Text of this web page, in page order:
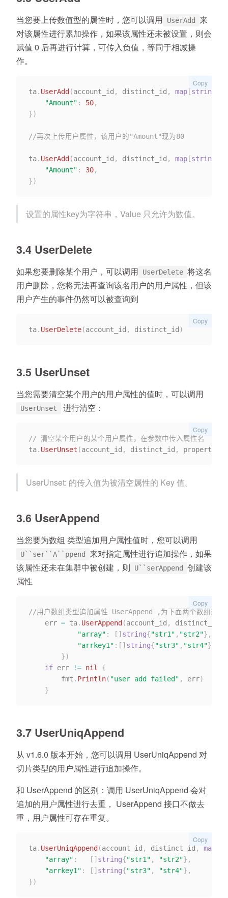
当您要上传数值型的属性时，您可以调用 UserAdd
来
对该属性进行累加操作，如果该属性还未被设置，则会
赋值 0 后再进行计算，可传入负值，等同于相减操
作。
ta. UserAdd (account_id , distinct_id , map[string
"Amount" : 50,
})
//再次上传用户属性，该用户的"Amount"现为80
ta. UserAdd (account_id , distinct_id , map [string
"Amount" : 30,
})
Copy
设置的属性key为字符串，Value 只允许为数值。
3.4 UserDelete
如果您要删除某个用户，可以调用 UserDelete 将这名
用户删除，您将无法再查询该名用户的用户属性，但该
用户产生的事件仍然可以被查询到
ta. UserDelete(account_id , distinct_id )
Copy
3.5 UserUnset
当您需要清空某个用户的用户属性的值时，可以调用
UserUnset 进行清空：
// 清空某个用户的某个用户属性，在参数中传入属性名
ta. UserUnset (account_id , distinct_id ,
Copy
UserUnset: 的传入值为被清空属性的 Key 值。
3.6 UserAppend
当您要为数组 类型追加用户属性值时，您可以调用
U``ser``A``ppend
来对指定属性进行追加操作，如果
该属性还未在集群中被创建，则
U``serAppend
创建该
属性
//用户数组类型追加属性 UserAppend ,为下面两个数组
    err
= ta. UserAppend (account_id , distinct_id
"array" : [ ] string{"str1" , "str2"} ,
"arrkey1" : [ ] string{"str3" , "str4"}
})
if err != nil
{
    	fmt
. Println( "user add failed" , err)
}
Copy
3.7 UserUniqAppend
从 v1.6.0 版本开始，您可以调用 UserUniqAppend 对
切片类型的用户属性进行追加操作。
和 UserAppend 的区别：调用 UserUniqAppend 会对
追加的用户属性进行去重， UserAppend 接口不做去
重，用户属性可存在重复。
ta. UserUniqAppend (account_id , distinct_id , map
"array" : [ ] string{"str1" , "str2"} ,
"arrkey1" : [ ] string{"str3" , "str4"} ,
})
Copy